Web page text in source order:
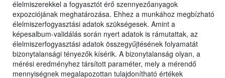
élelmiszerekkel a fogyasztót érő szennyezőanyagok
expozciójának meghatározása. Ehhez a munkához megbízható
élelmiszerfogyasztási adatok szükségesek. Amint a
képesalbum-validálás során nyert adatok is rámutattak, az
élelmiszerfogyasztási adatok összegyűjtésének folyamatát
bizonytalansági tényezők kísérik. A bizonytalanság olyan, a
mérési eredményhez társított paraméter, mely a mérendő
mennyiségnek megalapozottan tulajdonítható értékek